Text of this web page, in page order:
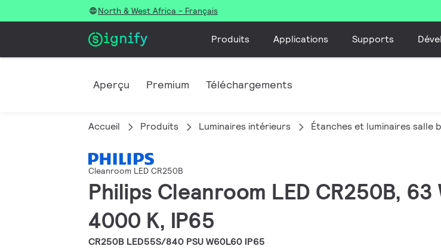
North & West Africa - Français
Produits Applications Supports
Aperçu Premium Téléchargements
Accueil Produits Luminaires intérieurs Étanches et luminaires salle
Cleanroom LED CR250B
Philips Cleanroom LED CR250B,
4000 K, IP65
CR250B LED55S/840 PSU W60L60 IP65